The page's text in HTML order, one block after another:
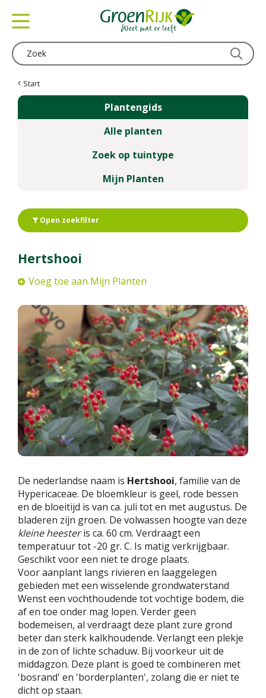
Start
Plantengids
Alle planten
Zoek op tuintype
Mijn Planten
Open zoekfilter
Hertshooi
Voeg toe aan Mijn Planten
De nederlandse naam is Hertshooi, familie van de
Hypericaceae. De bloemkleur is geel, rode bessen
en de bloeitijd is van ca. juli tot en met augustus. De
bladeren zijn groen. De volwassen hoogte van deze
kleine heesteris ca. 60 cm. Verdraagt een
temperatuur tot -20 gr. C. Is matig verkrijgbaar.
Geschikt voor een niet te droge plaats.
Voor aanplant langs rivieren en laaggelegen
gebieden met een wisselende grondwaterstand
Wenst een vochthoudende tot vochtige bodem, die
af en toe onder mag lopen. Verder geen
bodemeisen, al verdraagt deze plant zure grond
beter dan sterk kalkhoudende. Verlangt een plekje
in de zon of lichte schaduw. Bij voorkeur uit de
middagzon. Deze plant is goed te combineren met
'bosrand' en 'borderplanten', zolang die er niet te
dicht op staan.